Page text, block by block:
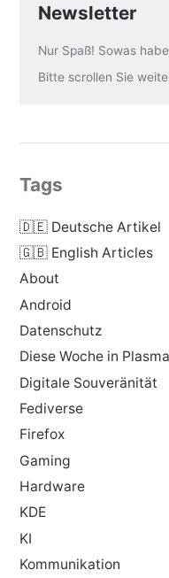
Newsletter
Nur Spaß! Sowas
Bitte scrollen Sie
Tags
🇩🇪 Deutsche Artikel
🇬🇧 English Articles
About
Android
Datenschutz
Diese Woche in Plasma
Digitale Souveränität
Fediverse
Firefox
Gaming
Hardware
KDE
KI
Kommunikation